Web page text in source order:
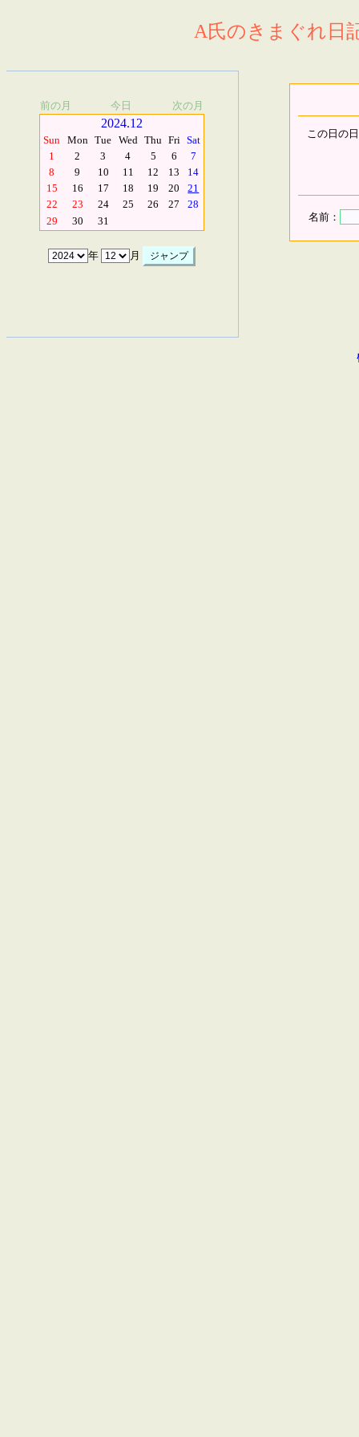
A氏のきまぐれ日
前の月 今日 次の月
2024.12
Sun Mon Tue Wed Thu Fri Sat
1
2 3 4 5 6
7
8
9 10 11 12 13
14
15
16 17 18 19 20
21
22
23 24 25 26 27
28
29
30 31
年 月
この日の
名前：